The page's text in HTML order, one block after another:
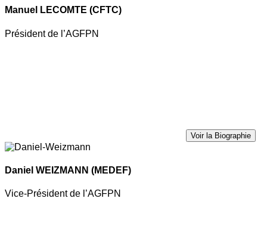
Manuel LECOMTE (CFTC)
Président de l’AGFPN
Voir la Biographie
Daniel WEIZMANN (MEDEF)
Vice-Président de l’AGFPN